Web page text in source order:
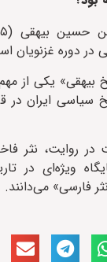
در دوره غزنویان
بیهقی» یکی از
سیاسی ایران
در روایت، نثر
ویژه‌ای در
فارسی» می‌دانند.